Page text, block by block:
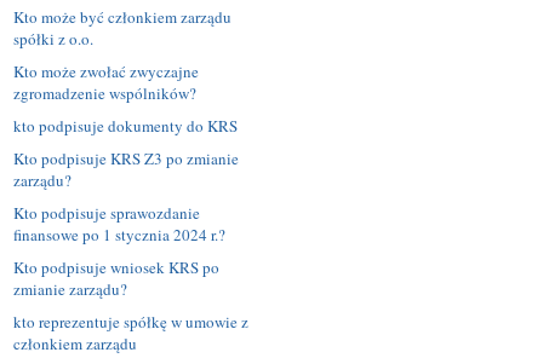
Kto może być członkiem zarządu
spółki z o.o.
Kto może zwołać zwyczajne
zgromadzenie wspólników?
kto podpisuje dokumenty do KRS
Kto podpisuje KRS Z3 po zmianie
zarządu?
Kto podpisuje sprawozdanie
finansowe po 1 stycznia 2024 r.?
Kto podpisuje wniosek KRS po
zmianie zarządu?
kto reprezentuje spółkę w umowie z
członkiem zarządu